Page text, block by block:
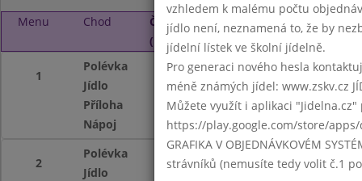
Menu Chod
Čtvrtek 1. 12. 2022
(11:40 - 14:00)
1
Polévka
Se sójovými
Jídlo
Hovězí guláš
Příloha
celozrnné
Nápoj
mléko, čaj, voda
2
Polévka
PRO MALÝ ZÁJEM
Jídlo
Polentový nákyp
vzhledem k malému počtu
jídlo není, neznamená to, že by
jídelní lístek ve školní jídelně.
Pro generaci nového hesla
méně známých jídel: www.zskv.cz
Můžete využít i aplikaci
https://play.google.com/store/
GRAFIKA V OBJEDNÁVKOVÉM
strávníků (nemusíte tedy volit č.1